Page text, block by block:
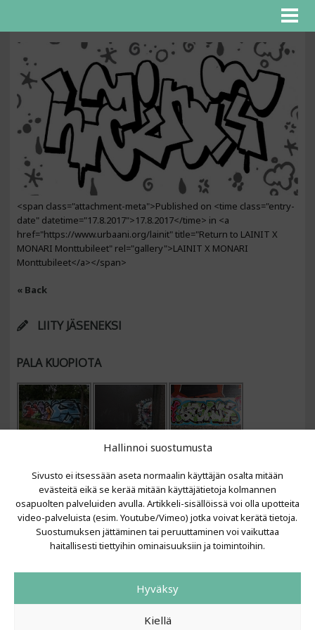
Hallinnoi suostumusta
Sivusto ei itsessään aseta normaalin käyttäjän osalta mitään
evästeitä eikä se kerää mitään käyttäjätietoja kolmannen
osapuolten palveluiden avulla. Artikkeli-sisällöissä voi olla upotteita
video-palveluista (esim. Youtube/Vimeo) jotka voivat kerätä tietoja.
Suostumuksen jättäminen tai peruuttaminen voi vaikuttaa
haitallisesti tiettyihin ominaisuuksiin ja toimintoihin.
Hyväksy
Kiellä
<span class="attachment-meta">Published on <time class="entry-
date" datetime="17.8.2017">17.8.2017</time> in <a
href="https://www.urbaani.org/lainit" title="Return to LAINIT X
MONARI Monttubileet" rel="gallery">LAINIT X MONARI
Monttubileet</a></span>
« Back
LIITY JÄSENEKSI
PALA KUOPIOTA
VIIMEISIMMÄT ARTIKKELIT
LAINIT 2025: Tarhapäivä
Urbaani Zine